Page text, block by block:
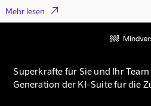
Mehr lesen 
Superkräfte für Sie und Ihr Team
Generation der KI-Suite für die